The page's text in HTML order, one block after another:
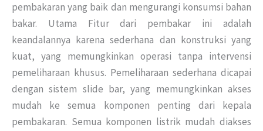
pembakaran yang baik dan mengurangi konsumsi bahan
bakar. Utama Fitur dari pembakar ini adalah
keandalannya karena sederhana dan konstruksi yang
kuat, yang memungkinkan operasi tanpa intervensi
pemeliharaan khusus. Pemeliharaan sederhana dicapai
dengan sistem slide bar, yang memungkinkan akses
mudah ke semua komponen penting dari kepala
pembakaran. Semua komponen listrik mudah diakses